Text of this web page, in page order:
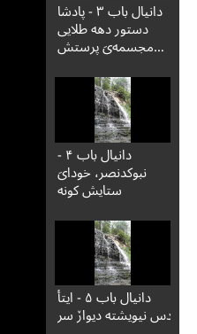
دانیال باب ۳ - پادشا
دستور دهه طلایی
مجسمه‌یَ پرستش
دانیال باب ۴ -
نبوکدنصر، خودایَ
ستایش کونه
دانیال باب ۵ - ایتأ
دس نیویشته دیوارٚ سر